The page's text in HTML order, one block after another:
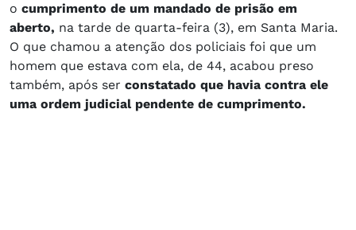
o cumprimento de um mandado de prisão em
aberto, na tarde de quarta-feira (3), em Santa Maria.
O que chamou a atenção dos policiais foi que um
homem que estava com ela, de 44, acabou preso
também, após ser constatado que havia contra ele
uma ordem judicial pendente de cumprimento.